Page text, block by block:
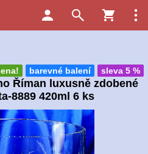
sleva 5 %
barevné balení
Říman luxusně zdobené
8889 420ml 6 ks